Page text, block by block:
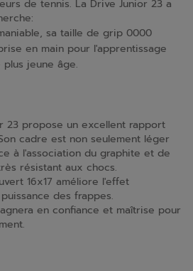
de tennis. La Drive Junior 23 a
sa taille de grip 0000
en main pour l'apprentissage
jeune âge.
23 propose un excellent rapport
cadre est non seulement léger
à l'association du graphite et de
résistant aux chocs.
16x17 améliore l'effet
des frappes.
en confiance et maîtrise pour